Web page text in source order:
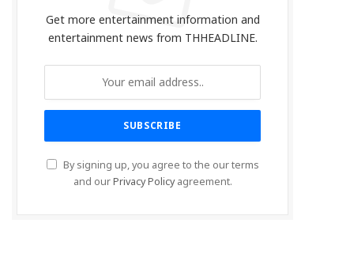
Get more entertainment information and
entertainment news from THHEADLINE.
By signing up, you agree to the our terms
and ourPrivacy Policyagreement.